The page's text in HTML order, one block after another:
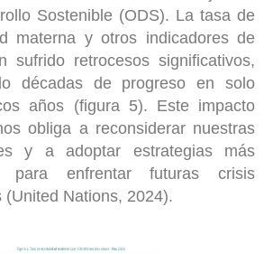
Sostenible (ODS). La tasa de
materna y otros indicadores de
sufrido retrocesos significativos,
décadas de progreso en solo
años (figura 5). Este impacto
obliga a reconsiderar nuestras
y a adoptar estrategias más
para enfrentar futuras crisis
(United Nations, 2024).